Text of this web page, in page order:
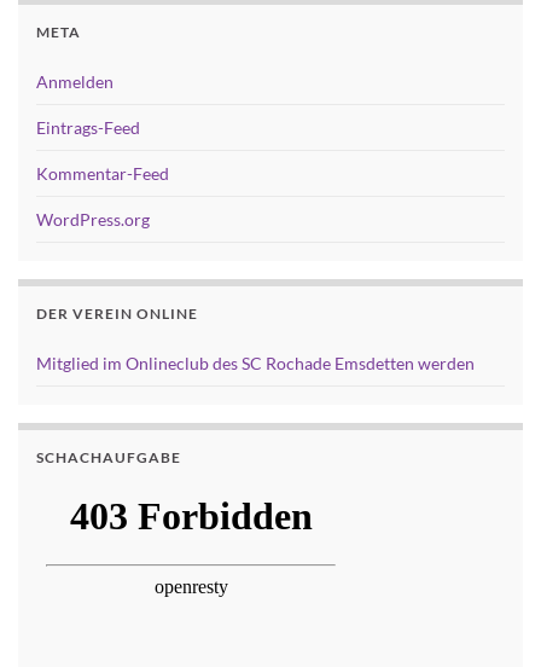
META
Anmelden
Eintrags-Feed
Kommentar-Feed
WordPress.org
DER VEREIN ONLINE
Mitglied im Onlineclub des SC Rochade Emsdetten werden
SCHACHAUFGABE